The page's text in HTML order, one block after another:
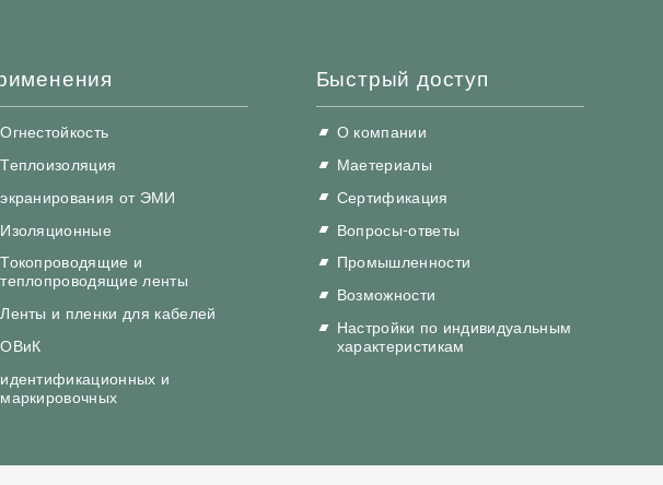
Огнестойкость
Теплоизоляция
экранирования от ЭМИ
Изоляционные
Токопроводящие и
теплопроводящие ленты
Ленты и пленки для кабелей
ОВиК
идентификационных и
маркировочных
Быстрый доступ
О компании
Маетериалы
Сертификация
Вопросы-ответы
Промышленности
Возможности
Настройки по индивидуальным
характеристикам